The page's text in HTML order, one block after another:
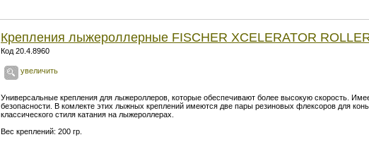
Крепления лыжероллерные FISCHER XCELERATOR
Код 20.4.8960
увеличить
Универсальные крепления для лыжероллеров, которые обеспечивают более высокую скорость.
безопасности. В комлекте этих лыжных креплений имеются две пары резиновых флексоров для
классического стиля катания на лыжероллерах.
Вес креплений: 200 гр.